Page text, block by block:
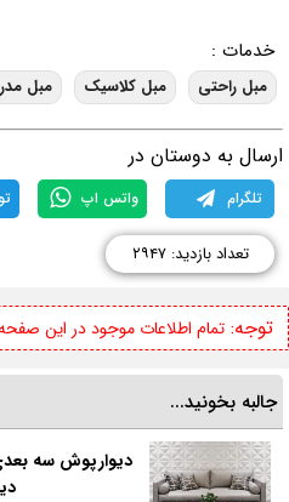
خدمات :
مبل راحتی مبل کلاسیک مبل مدرن
به دوستان در
تلگرام واتس اپ
تعداد بازدید: ۲۹۴۷
توجه:تمام اطلاعات موجود در این
جالبه بخونید...
دیوارپوش سه